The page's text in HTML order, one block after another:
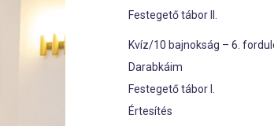
Festegető tábor II.
Kvíz/10 bajnokság – 6.
Darabkáim
Festegető tábor I.
Értesítés